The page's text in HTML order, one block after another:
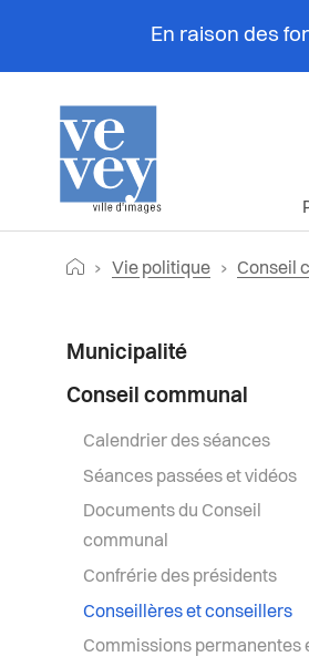
En raison des
FilRetourner vers la page
Vie politique Conseil
Menu
latéral
Municipalité
Conseil communal
Calendrier des séances
Séances passées et vidéos
Documents du Conseil
communal
Confrérie des présidents
Conseillères et conseillers
Commissions permanentes